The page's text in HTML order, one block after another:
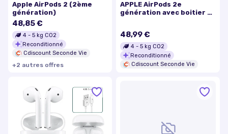
Apple AirPods 2 (2ème
génération)
48,85 €
4 - 5 kg CO2
Reconditionné
Cdiscount Seconde Vie
+2 autres offres
APPLE AirPods 2e
génération avec boitier de
48,99 €
4 - 5 kg CO2
Reconditionné
Cdiscount Seconde Vie